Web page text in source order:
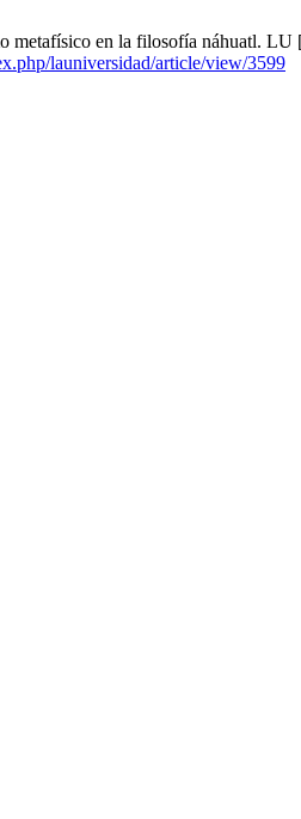
metafísico en la filosofía náhuatl.
launiversidad/article/view/3599